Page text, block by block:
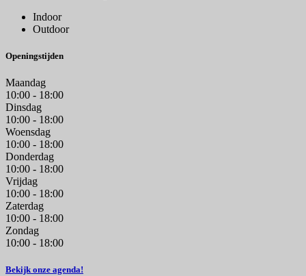
Indoor
Outdoor
Openingstijden
Maandag
10:00 - 18:00
Dinsdag
10:00 - 18:00
Woensdag
10:00 - 18:00
Donderdag
10:00 - 18:00
Vrijdag
10:00 - 18:00
Zaterdag
10:00 - 18:00
Zondag
10:00 - 18:00
Bekijk onze agenda!